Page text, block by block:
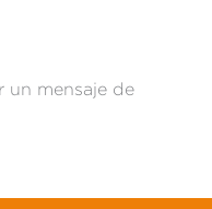
un mensaje de